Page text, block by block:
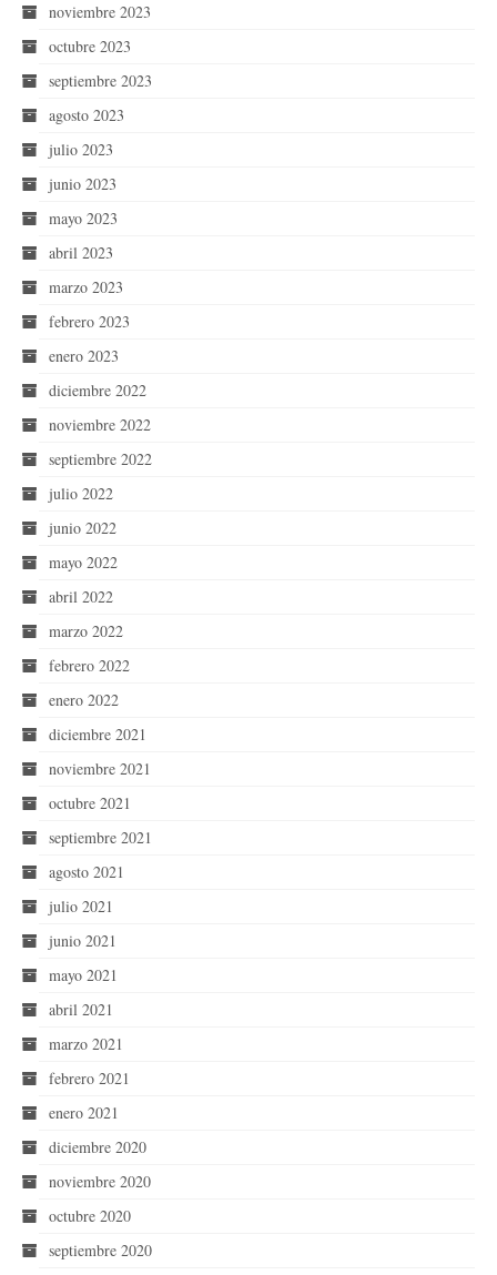
noviembre 2023
octubre 2023
septiembre 2023
agosto 2023
julio 2023
junio 2023
mayo 2023
abril 2023
marzo 2023
febrero 2023
enero 2023
diciembre 2022
noviembre 2022
septiembre 2022
julio 2022
junio 2022
mayo 2022
abril 2022
marzo 2022
febrero 2022
enero 2022
diciembre 2021
noviembre 2021
octubre 2021
septiembre 2021
agosto 2021
julio 2021
junio 2021
mayo 2021
abril 2021
marzo 2021
febrero 2021
enero 2021
diciembre 2020
noviembre 2020
octubre 2020
septiembre 2020